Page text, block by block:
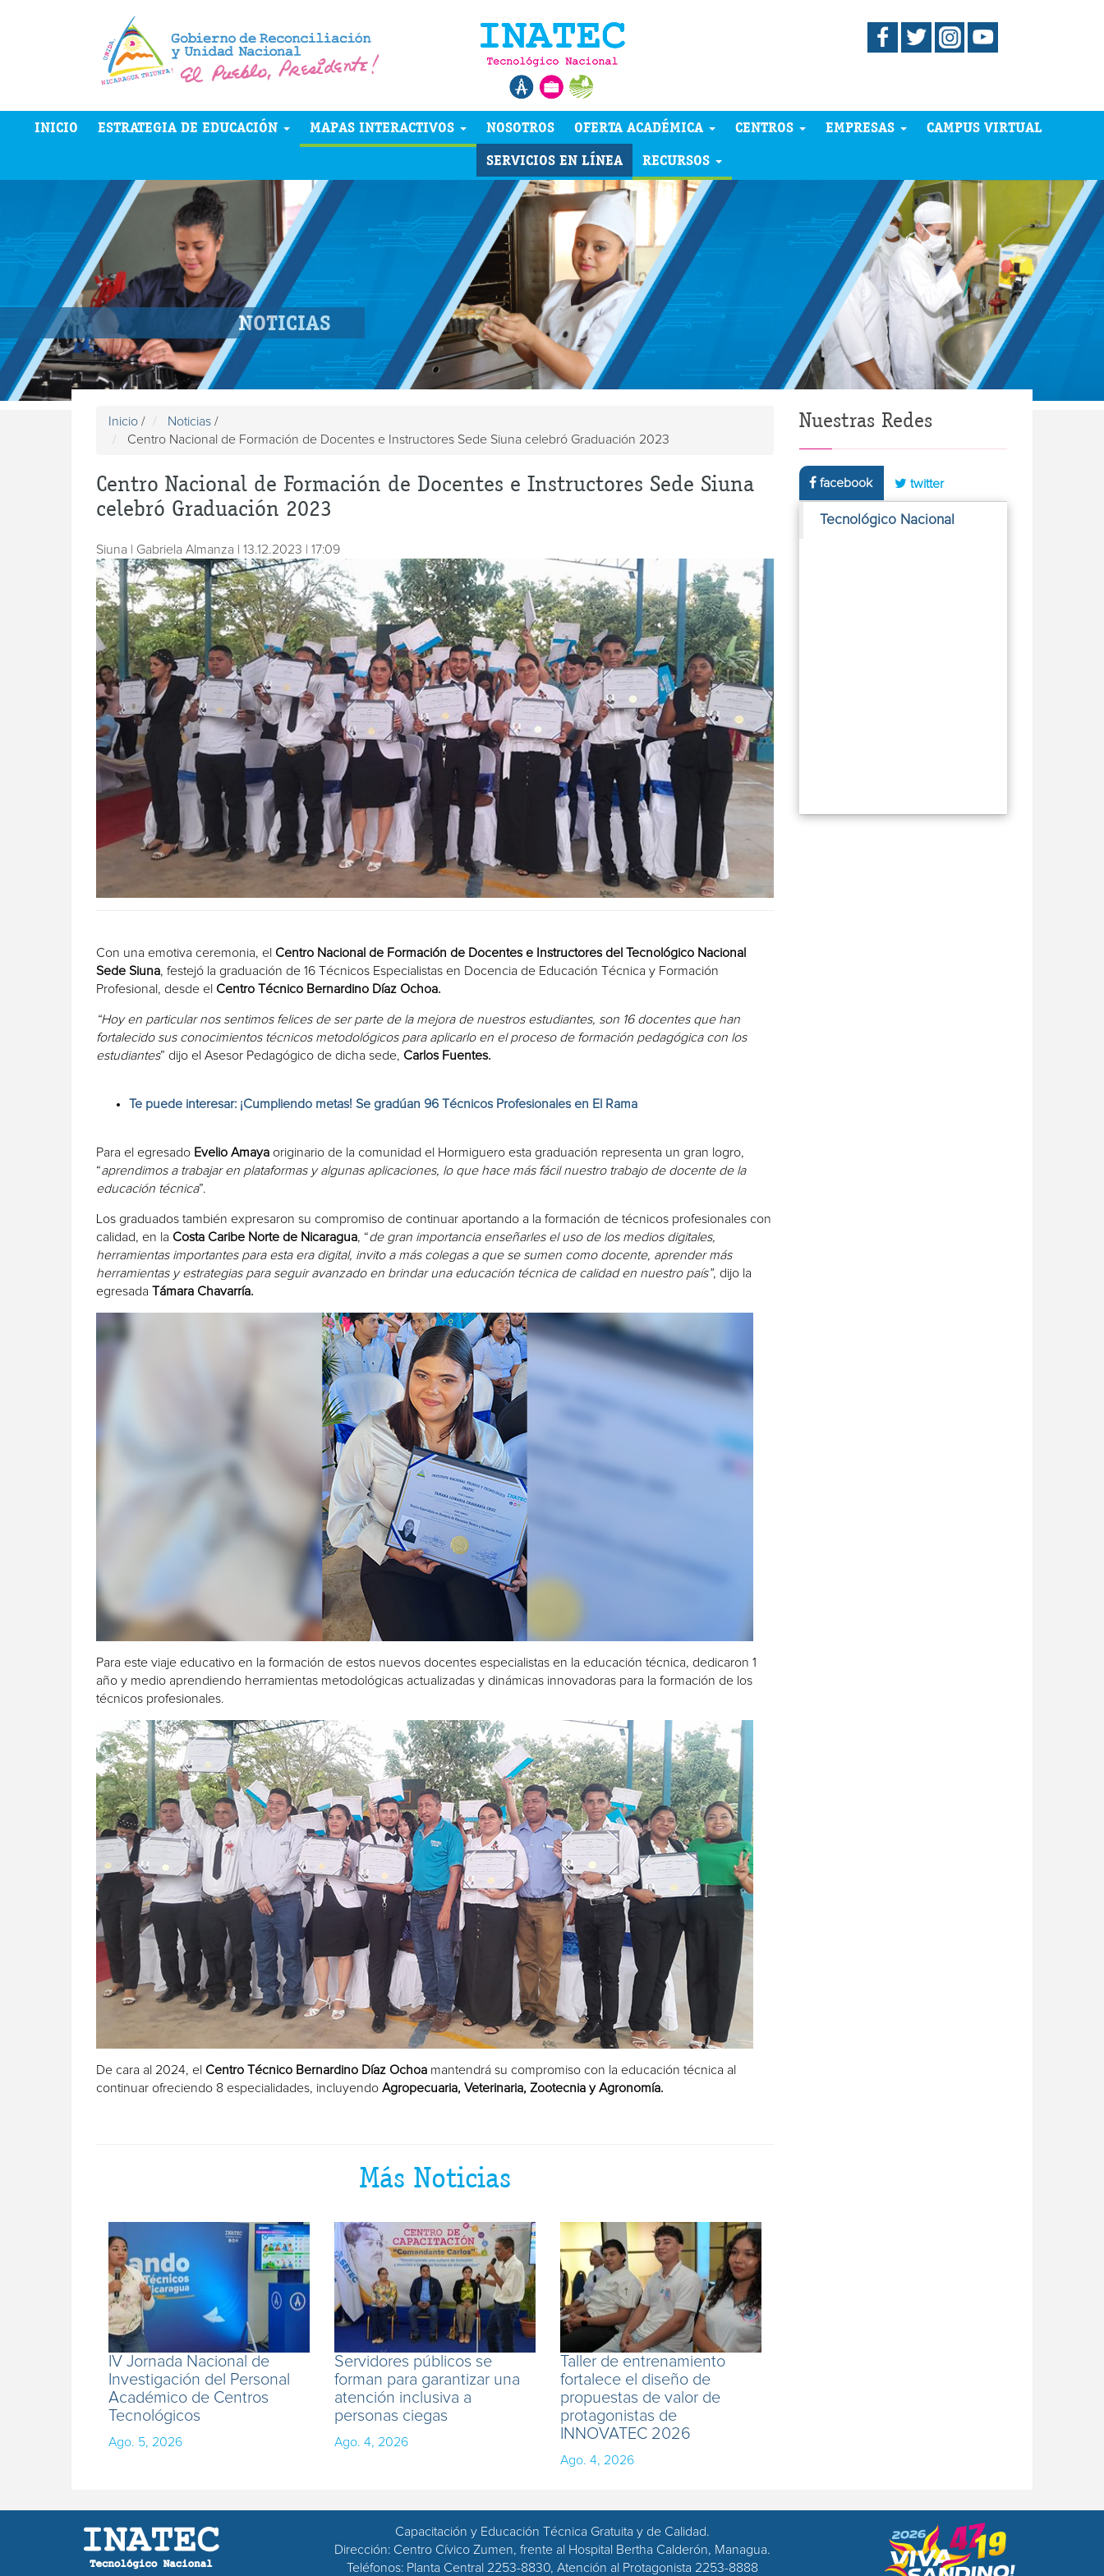
INICIO ESTRATEGIA DE EDUCACIÓN MAPAS INTERACTIVOS NOSOTROS OFERTA ACADÉMICA CENTROS EMPRESAS
CAMPUS VIRTUAL
SERVICIOS EN LÍNEA
RECURSOS
NOTICIAS
Inicio / Noticias /
Centro Nacional de Formación de Docentes e Instructores Sede Siuna celebró Graduación 2023
Centro Nacional de Formación de Docentes e Instructores Sede Siuna
celebró Graduación 2023
Siuna | Gabriela Almanza | 13.12.2023 | 17:09
Con una emotiva ceremonia, el Centro Nacional de Formación de Docentes e Instructores del Tecnológico Nacional
Sede Siuna, festejó la graduación de 16 Técnicos Especialistas en Docencia de Educación Técnica y Formación
Profesional, desde el Centro Técnico Bernardino Díaz Ochoa.
“Hoy en particular nos sentimos felices de ser parte de la mejora de nuestros estudiantes, son 16 docentes que han
fortalecido sus conocimientos técnicos metodológicos para aplicarlo en el proceso de formación pedagógica con los
estudiantes” dijo el Asesor Pedagógico de dicha sede, Carlos Fuentes.
Te puede interesar: ¡Cumpliendo metas! Se gradúan 96 Técnicos Profesionales en El Rama
Para el egresado Evelio Amaya originario de la comunidad el Hormiguero esta graduación representa un gran logro,
“aprendimos a trabajar en plataformas y algunas aplicaciones, lo que hace más fácil nuestro trabajo de docente de la
educación técnica”.
Los graduados también expresaron su compromiso de continuar aportando a la formación de técnicos profesionales con
calidad, en la Costa Caribe Norte de Nicaragua, “de gran importancia enseñarles el uso de los medios digitales,
herramientas importantes para esta era digital, invito a más colegas a que se sumen como docente, aprender más
herramientas y estrategias para seguir avanzado en brindar una educación técnica de calidad en nuestro país”, dijo la
egresada Támara Chavarría.
Para este viaje educativo en la formación de estos nuevos docentes especialistas en la educación técnica, dedicaron 1
año y medio aprendiendo herramientas metodológicas actualizadas y dinámicas innovadoras para la formación de los
técnicos profesionales.
De cara al 2024, el Centro Técnico Bernardino Díaz Ochoa mantendrá su compromiso con la educación técnica al
continuar ofreciendo 8 especialidades, incluyendo Agropecuaria, Veterinaria, Zootecnia y Agronomía.
Más Noticias
IV Jornada Nacional de
Investigación del Personal
Académico de Centros
Tecnológicos
Ago. 5, 2026
Servidores públicos se
forman para garantizar una
atención inclusiva a
personas ciegas
Ago. 4, 2026
Taller de entrenamiento
fortalece el diseño de
propuestas de valor de
protagonistas de
INNOVATEC 2026
Ago. 4, 2026
Nuestras Redes
facebook twitter
Tecnológico Nacional
Capacitación y Educación Técnica Gratuita y de Calidad.
Dirección: Centro Cívico Zumen, frente al Hospital Bertha Calderón, Managua.
Teléfonos: Planta Central 2253-8830, Atención al Protagonista 2253-8888